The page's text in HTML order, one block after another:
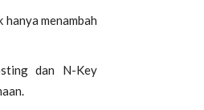
menambah
dan N-Key